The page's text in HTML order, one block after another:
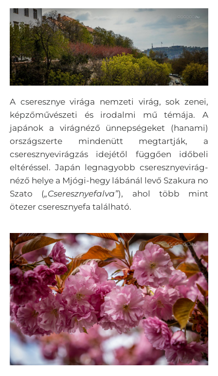
A cseresznye virága nemzeti virág, sok zenei,
képzőművészeti és irodalmi mű témája. A
japánok a virágnéző ünnepségeket (hanami)
országszerte mindenütt megtartják, a
cseresznyevirágzás idejétől függően időbeli
eltéréssel. Japán legnagyobb cseresznyevirág-
néző helye a Mjógi-hegy lábánál levő Szakura no
Szato („Cseresznyefalva”), ahol több mint
ötezer cseresznyefa található.